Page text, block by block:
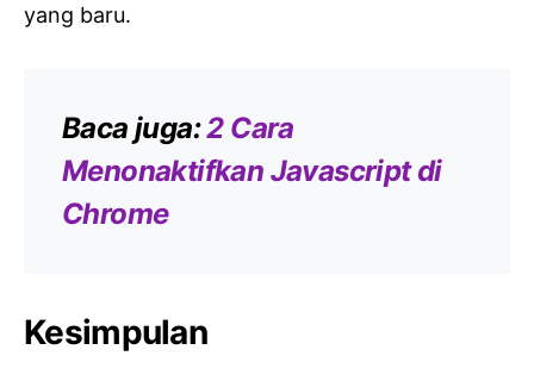
yang baru.
Baca juga:2 Cara
Menonaktifkan Javascript di
Chrome
Kesimpulan